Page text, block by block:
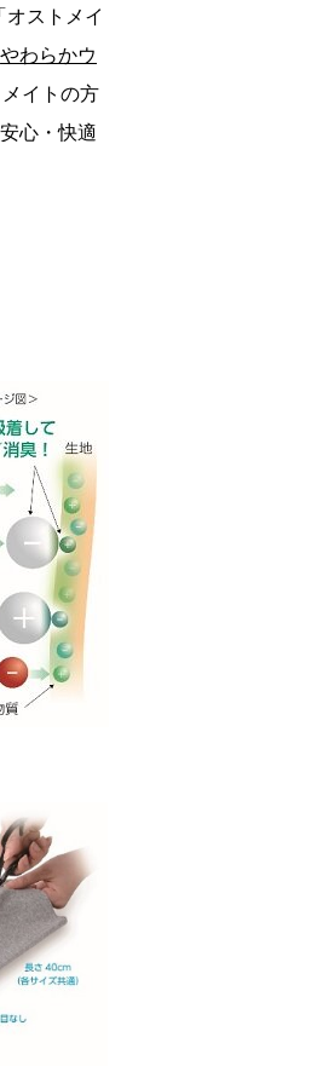
ストメイ
やわらかウ
イトの方
心・快適